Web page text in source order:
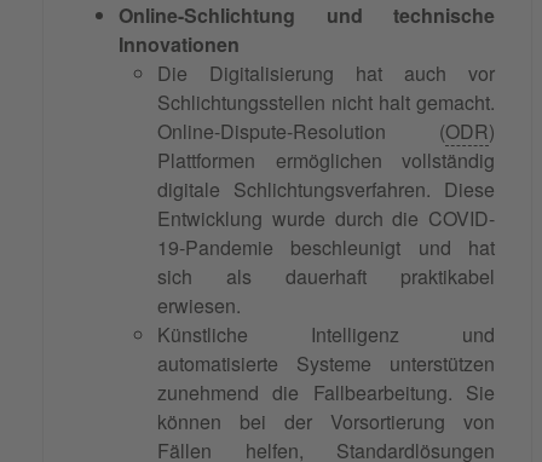
Online-Schlichtung und technische
Innovationen
Die Digitalisierung hat auch vor
Schlichtungsstellen nicht halt gemacht.
Online-Dispute-Resolution (ODR)
Plattformen ermöglichen vollständig
digitale Schlichtungsverfahren. Diese
Entwicklung wurde durch die COVID-
19-Pandemie beschleunigt und hat
sich als dauerhaft praktikabel
erwiesen.
Künstliche Intelligenz und
automatisierte Systeme unterstützen
zunehmend die Fallbearbeitung. Sie
können bei der Vorsortierung von
Fällen helfen, Standardlösungen